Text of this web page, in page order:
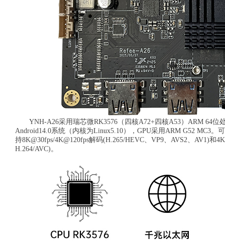
YNH-A26采用瑞芯微RK3576（四核A72+四核A53）ARM 64位
Android14.0系统（内核为Linux5.10），GPU采用ARM G52 MC3
持8K@30fps/4K@120fps解码(H.265/HEVC、VP9、AVS2、AV1)和
H.264/AVC)。